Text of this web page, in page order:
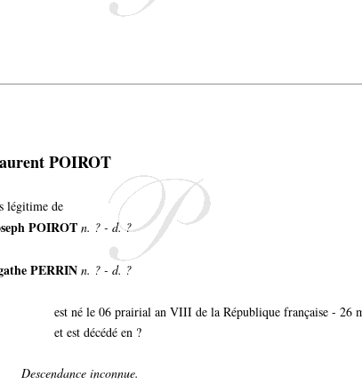
POIROT
légitime de
POIROT n. ? - d. ?
PERRIN n. ? - d. ?
est né le 06 prairial an VIII de la République française - 26
et est décédé en ?
Descendance inconnue.